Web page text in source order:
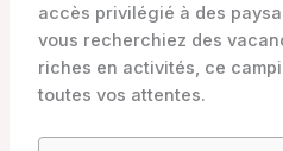
accès privilégié à des
vous recherchiez des
riches en activités, ce
toutes vos attentes.